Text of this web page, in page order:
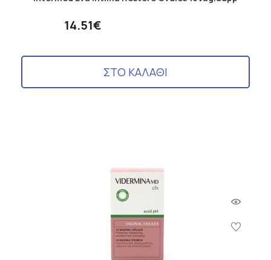
14.51€
ΣΤΟ ΚΑΛΑΘΙ